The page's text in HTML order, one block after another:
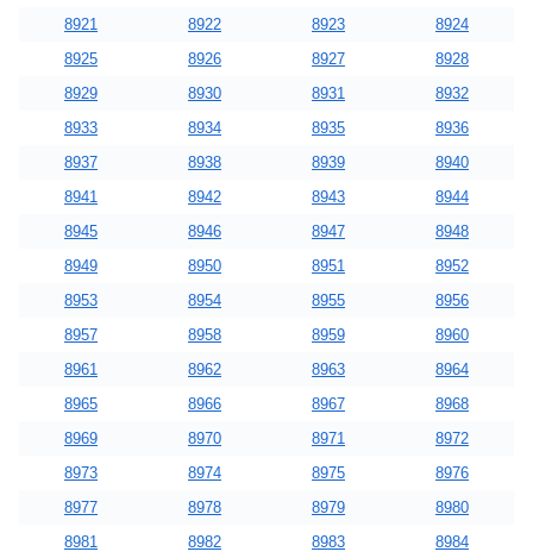
8921
8922 8923
8924
8925
8926 8927
8928
8929
8930 8931
8932
8933
8934 8935
8936
8937
8938 8939
8940
8941
8942 8943
8944
8945
8946 8947
8948
8949
8950 8951
8952
8953
8954 8955
8956
8957
8958 8959
8960
8961
8962 8963
8964
8965
8966 8967
8968
8969
8970 8971
8972
8973
8974 8975
8976
8977
8978 8979
8980
8981
8982 8983
8984